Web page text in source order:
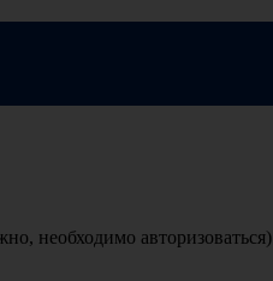
необходимо авторизоваться)